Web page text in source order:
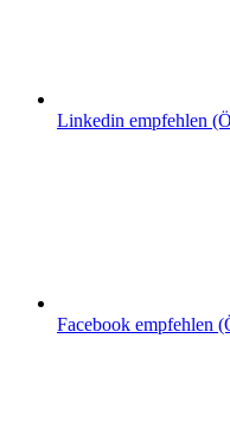
Linkedin empfehlen
Facebook empfehlen